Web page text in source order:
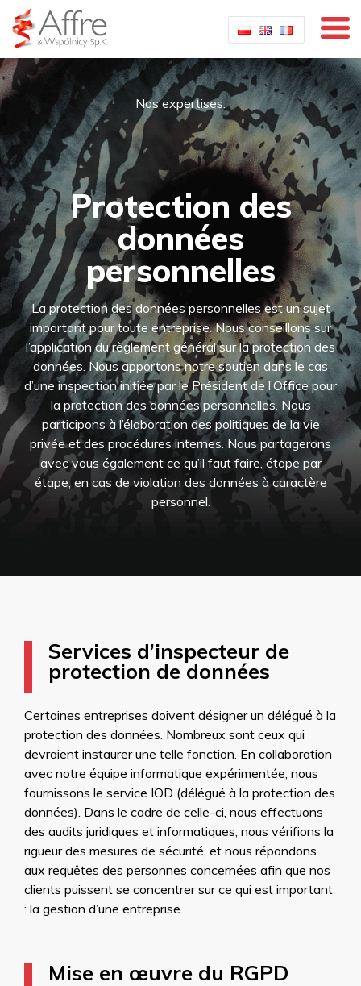
Nos expertises:
Protection des
données
personnelles
La protection des données personnelles est un sujet
important pour toute entreprise. Nous conseillons sur
l’application du règlement général sur la protection des
données. Nous apportons notre soutien dans le cas
d’une inspection initiée par le Président de l’Office pour
la protection des données personnelles. Nous
participons à l’élaboration des politiques de la vie
privée et des procédures internes. Nous partagerons
avec vous également ce qu’il faut faire, étape par
étape, en cas de violation des données à caractère
personnel.
Services d’inspecteur de
protection de données
Certaines entreprises doivent désigner un délégué à la
protection des données. Nombreux sont ceux qui
devraient instaurer une telle fonction. En collaboration
avec notre équipe informatique expérimentée, nous
fournissons le service IOD (délégué à la protection des
données). Dans le cadre de celle-ci, nous effectuons
des audits juridiques et informatiques, nous vérifions la
rigueur des mesures de sécurité, et nous répondons
aux requêtes des personnes concernées afin que nos
clients puissent se concentrer sur ce qui est important
: la gestion d’une entreprise.
Mise en œuvre du RGPD